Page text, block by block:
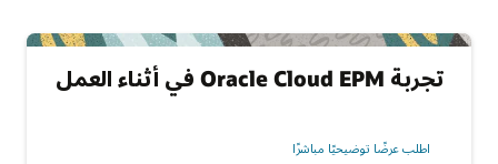
تجربة Oracle Cloud EPM في أثناء العمل
اطلب عرضًا توضيحيًا مباشر‬‏‫ًا